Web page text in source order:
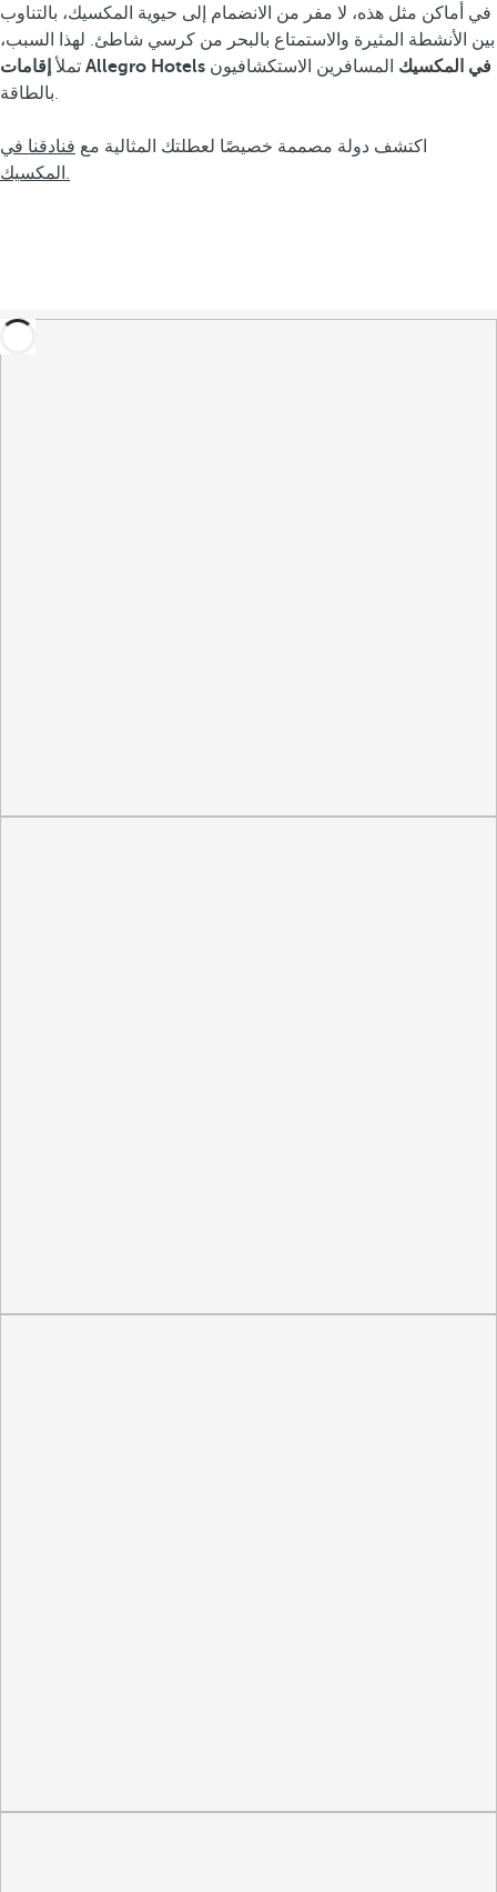
في أماكن مثل هذه، لا مفر من الانضمام إلى حيوية المكسيك، بالتناوب
بين الأنشطة المثيرة والاستمتاع بالبحر من كرسي شاطئ. لهذا السبب،
تملأ
إقامات Allegro Hotels في المكسيك المسافرين الاستكشافيون
بالطاقة.
اكتشف دولة مصممة خصيصًا لعطلتك المثالية مع فنادقنا في
المكسيك.